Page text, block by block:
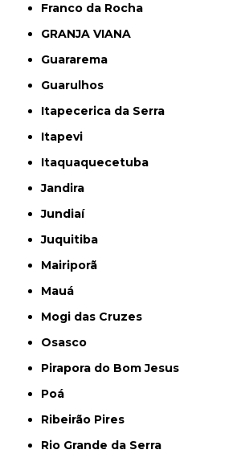
Franco da Rocha
GRANJA VIANA
Guararema
Guarulhos
Itapecerica da Serra
Itapevi
Itaquaquecetuba
Jandira
Jundiaí
Juquitiba
Mairiporã
Mauá
Mogi das Cruzes
Osasco
Pirapora do Bom Jesus
Poá
Ribeirão Pires
Rio Grande da Serra